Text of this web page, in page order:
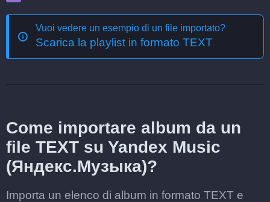
Vuoi vedere un esempio di un file importato?
Scarica la playlist in formato TEXT
Come importare album da un
file TEXT su Yandex Music
(Яндекс.Музыка)?
Importa un elenco di album in formato TEXT e